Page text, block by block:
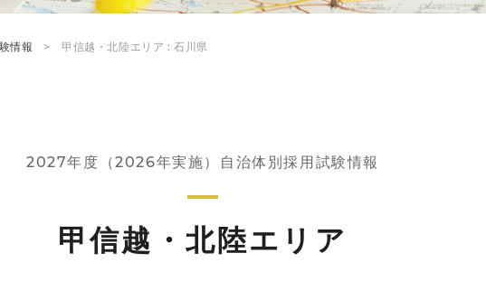
情報 甲信越・北陸エリア : 石川県
2027年度（2026年実施）自治体別採用試験情報
甲信越・北陸エリア